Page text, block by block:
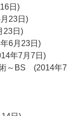
日)
23日)
23日)
6月23日)
年7月7日)
～BS (2014年7